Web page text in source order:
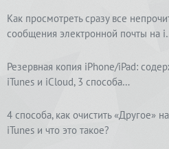
Как просмотреть сразу все
сообщения электронной почты на
Резервная копия iPhone/iPad:
iTunes и iCloud, 3 способа…
4 способа, как очистить «Другое»
iTunes и что это такое?